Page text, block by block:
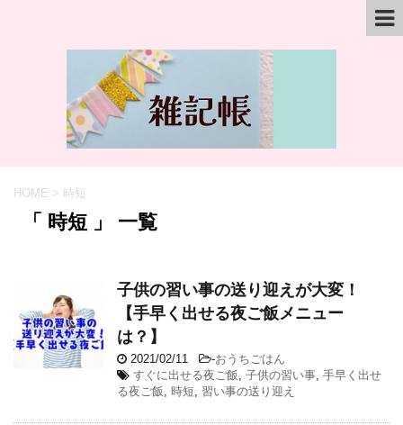
HOME > 時短
「 時短 」 一覧
子供の習い事の送り迎えが大変！
【手早く出せる夜ご飯メニュー
は？】
2021/02/11 -おうちごはん
すぐに出せる夜ご飯, 子供の習い事, 手早く出せ
る夜ご飯, 時短, 習い事の送り迎え